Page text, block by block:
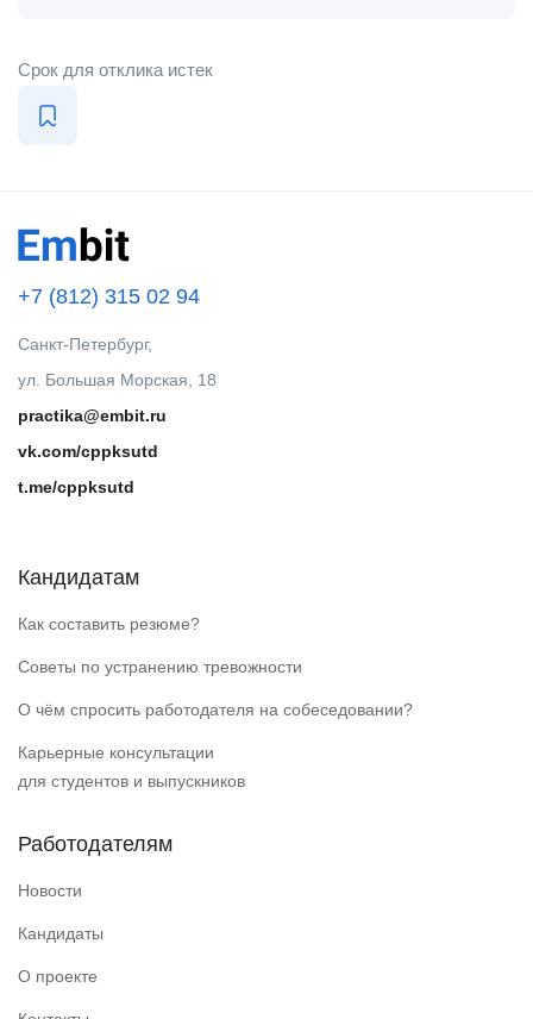
Срок для отклика истек
+7 (812) 315 02 94
Санкт-Петербург,
ул. Большая Морская, 18
practika@embit.ru
vk.com/cppksutd
t.me/cppksutd
Кандидатам
Как составить резюме?
Советы по устранению тревожности
О чём спросить работодателя на собеседовании?
Карьерные консультации
для студентов и выпускников
Работодателям
Новости
Кандидаты
О проекте